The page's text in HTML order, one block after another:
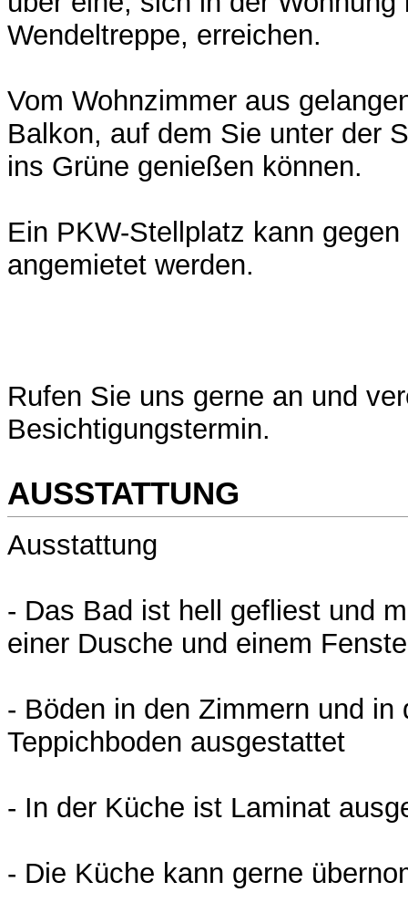
Wendeltreppe, erreichen.
Vom Wohnzimmer aus
Balkon, auf dem Sie unter der
ins Grüne genießen können.
Ein PKW-Stellplatz kann
angemietet werden.
Rufen Sie uns gerne an und
Besichtigungstermin.
AUSSTATTUNG
Ausstattung
- Das Bad ist hell gefliest und
einer Dusche und einem
- Böden in den Zimmern und in
Teppichboden ausgestattet
- In der Küche ist Laminat
- Die Küche kann gerne